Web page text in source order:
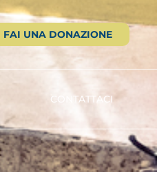
FAI UNA DONAZIONE
CONTATTACI